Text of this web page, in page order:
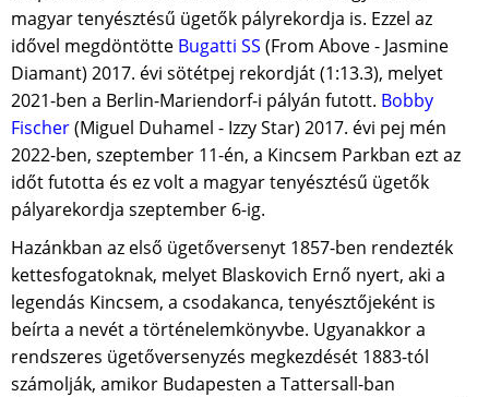
magyar tenyésztésű ügetők pályrekordja is. Ezzel az
idővel megdöntötte Bugatti SS (From Above - Jasmine
Diamant) 2017. évi sötétpej rekordját (1:13.3), melyet
2021-ben a Berlin-Mariendorf-i pályán futott. Bobby
Fischer(Miguel Duhamel - Izzy Star) 2017. évi pej mén
2022-ben, szeptember 11-én, a Kincsem Parkban ezt az
időt futotta és ez volt a magyar tenyésztésű ügetők
pályarekordja szeptember 6-ig.
Hazánkban az első ügetőversenyt 1857-ben rendezték
kettesfogatoknak, melyet Blaskovich Ernő nyert, aki a
legendás Kincsem, a csodakanca, tenyésztőjeként is
beírta a nevét a történelemkönyvbe. Ugyanakkor a
rendszeres ügetőversenyzés megkezdését 1883-tól
számolják, amikor Budapesten a Tattersall-ban